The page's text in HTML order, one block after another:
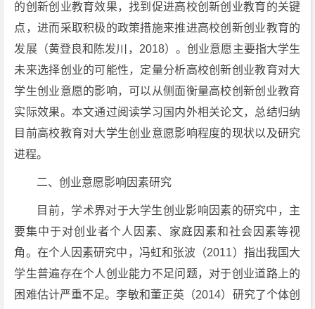
的创新创业教育效果，找到促进高校创新创业教育的关键
点，进而采取积极的政策措施来推进高校创新创业教育的
发展（黄登良和陈发川，2018）。创业意愿主要指大学生
未来选择创业的可能性，定量分析高校创新创业教育对大
学生创业意愿的影响，可以从侧面衡量高校创新创业教育
实际效果。本文通过阅读学习国内外相关论文，总结归纳
目前高校教育对大学生创业意愿影响程度的现状以及研究
进程。
二、创业意愿影响因素研究
目前，学术界对于大学生创业影响因素的研究中，主
要集中于对创业者个人因素、家庭因素和社会因素等视
角。在个人因素研究中，冯虹和张波（2011）指出我国大
学生普遍存在个人创业能力不足问题，对于创业道路上的
困难估计严重不足。李敏和董正英（2014）研究了个体创